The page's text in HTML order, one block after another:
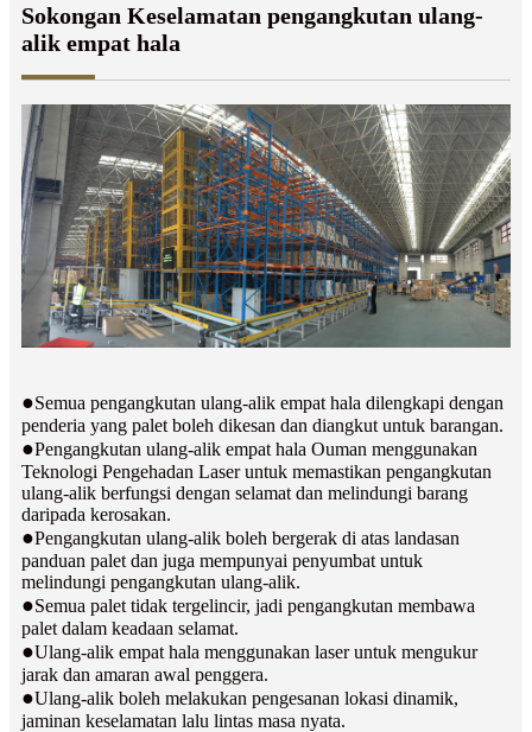
Sokongan Keselamatan pengangkutan ulang-
alik empat hala
●Semua pengangkutan ulang-alik empat hala dilengkapi dengan
penderia yang palet boleh dikesan dan diangkut untuk barangan.
●Pengangkutan ulang-alik empat hala Ouman menggunakan
Teknologi Pengehadan Laser untuk memastikan pengangkutan
ulang-alik berfungsi dengan selamat dan melindungi barang
daripada kerosakan.
●Pengangkutan ulang-alik boleh bergerak di atas landasan
panduan palet dan juga mempunyai penyumbat untuk
melindungi pengangkutan ulang-alik.
●Semua palet tidak tergelincir, jadi pengangkutan membawa
palet dalam keadaan selamat.
●Ulang-alik empat hala menggunakan laser untuk mengukur
jarak dan amaran awal penggera.
●Ulang-alik boleh melakukan pengesanan lokasi dinamik,
jaminan keselamatan lalu lintas masa nyata.